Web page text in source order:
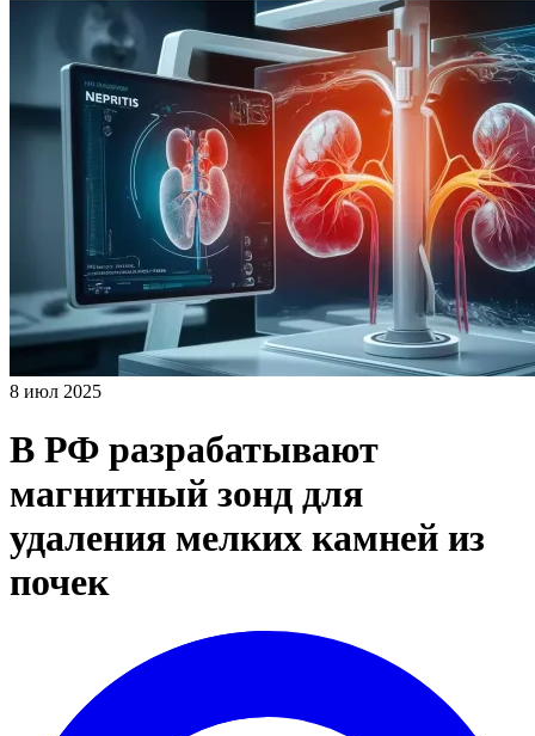
8 июл 2025
В РФ разрабатывают
магнитный зонд для
удаления мелких камней из
почек